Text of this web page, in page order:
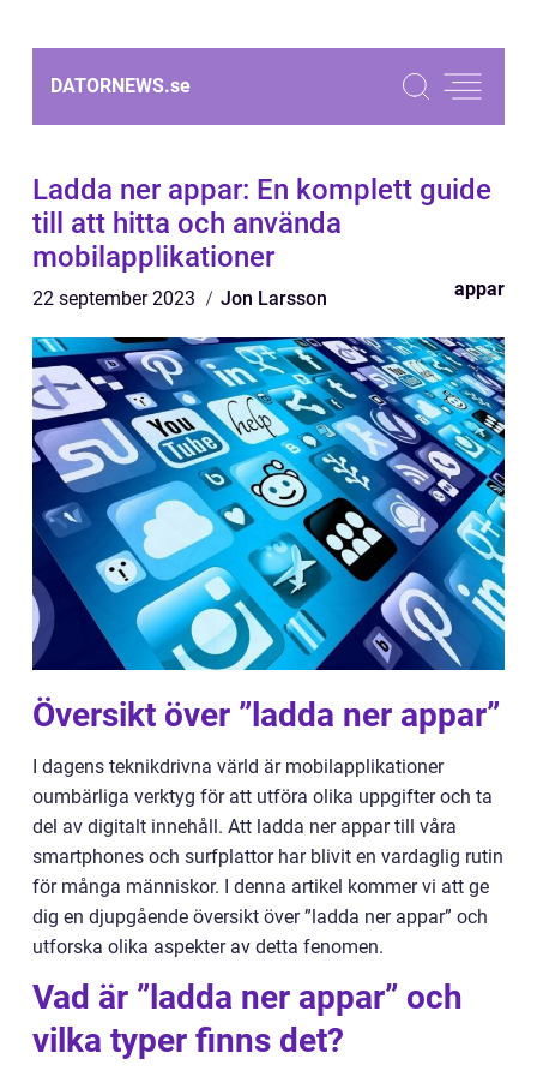
DATORNEWS.se
Ladda ner appar: En komplett guide
till att hitta och använda
mobilapplikationer
22 september 2023 Jon Larsson appar
Översikt över ”ladda ner appar”
I dagens teknikdrivna värld är mobilapplikationer
oumbärliga verktyg för att utföra olika uppgifter och ta
del av digitalt innehåll. Att ladda ner appar till våra
smartphones och surfplattor har blivit en vardaglig rutin
för många människor. I denna artikel kommer vi att ge
dig en djupgående översikt över ”ladda ner appar” och
utforska olika aspekter av detta fenomen.
Vad är ”ladda ner appar” och
vilka typer finns det?